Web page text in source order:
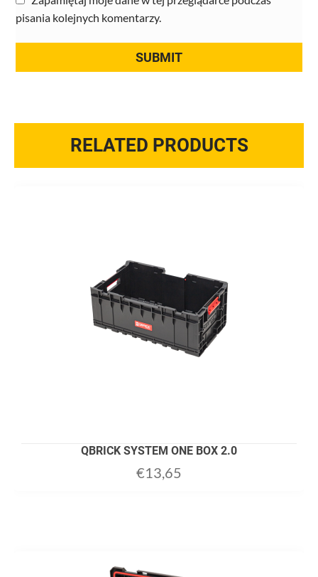
pisania kolejnych komentarzy.
RELATED PRODUCTS
QBRICK SYSTEM ONE BOX 2.0
€13,65